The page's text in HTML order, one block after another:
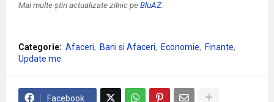
Mai multe știri actualizate zilnic peBluAZ
Categorie: Afaceri Bani si Afaceri Economie
Finante
Update me
Facebook